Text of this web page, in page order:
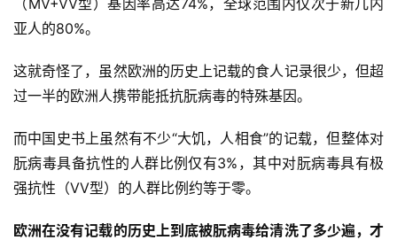
亚人的80%。
这就奇怪了，虽然欧洲的历史上记载的食人记录很少，但超
过一半的欧洲人携带能抵抗朊病毒的特殊基因。
而中国史书上虽然有不少“大饥，人相食”的记载，但整体对
朊病毒具备抗性的人群比例仅有3%，其中对朊病毒具有极
强抗性（VV型）的人群比例约等于零。
欧洲在没有记载的历史上到底被朊病毒给清洗了多少遍，才